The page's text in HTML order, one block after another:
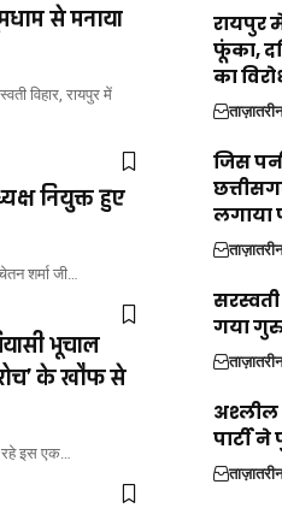
से मनाया
विहार, रायपुर में
नियुक्त हुए
शर्मा जी…
भूचाल
के खौफ से
इस एक…
रायपुर
फूंका,
का
ताज़ातरीन
जिस
लगाया
ताज़ातरीन
गया गुरु
ताज़ातरीन
अश्लील
पार्टी
ताज़ातरीन